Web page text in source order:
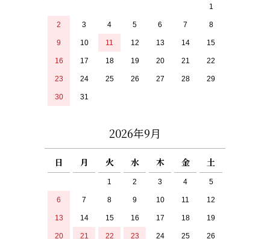
1
2 3 4 5 6 7 8
9 10 11 12 13 14 15
16 17 18 19 20 21 22
23 24 25 26 27 28 29
30 31
2026年9月
日 月 火 水 木 金 土
1 2 3 4 5
6 7 8 9 10 11 12
13 14 15 16 17 18 19
20 21 22 23 24 25 26